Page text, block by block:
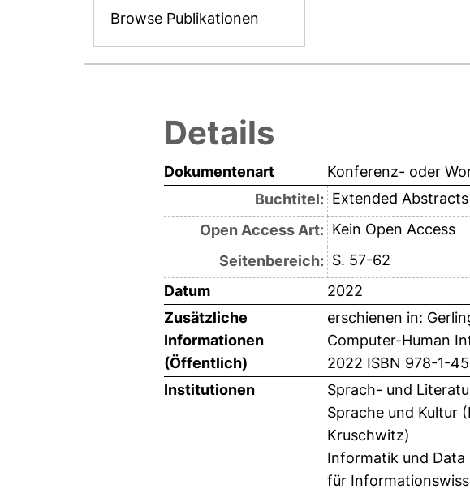
Browse Publikationen
Details
Dokumentenart
Konferenz- oder
Buchtitel: Extended
Open Access Art: Kein Open Access
Seitenbereich: S. 57-62
Datum
2022
Zusätzliche
Informationen
(Öffentlich)
erschienen in:
Computer-Human
2022 ISBN 978-1-
Institutionen
Sprach- und
Sprache und Kultur
Kruschwitz)
Informatik und
für